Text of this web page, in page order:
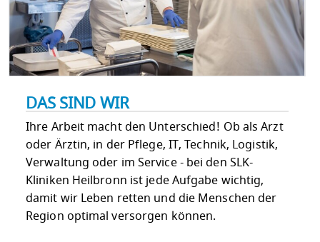
DAS SIND WIR
Ihre Arbeit macht den Unterschied! Ob als Arzt
oder Ärztin, in der Pflege, IT, Technik, Logistik,
Verwaltung oder im Service - bei den SLK-
Kliniken Heilbronn ist jede Aufgabe wichtig,
damit wir Leben retten und die Menschen der
Region optimal versorgen können.